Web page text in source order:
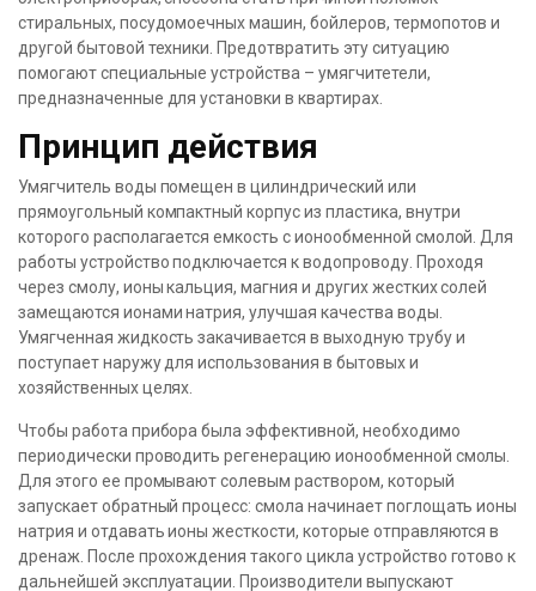
стиральных, посудомоечных машин, бойлеров, термопотов и
другой бытовой техники. Предотвратить эту ситуацию
помогают специальные устройства – умягчитетели,
предназначенные для установки в квартирах.
Принцип действия
Умягчитель воды помещен в цилиндрический или
прямоугольный компактный корпус из пластика, внутри
которого располагается емкость с ионообменной смолой. Для
работы устройство подключается к водопроводу. Проходя
через смолу, ионы кальция, магния и других жестких солей
замещаются ионами натрия, улучшая качества воды.
Умягченная жидкость закачивается в выходную трубу и
поступает наружу для использования в бытовых и
хозяйственных целях.
Чтобы работа прибора была эффективной, необходимо
периодически проводить регенерацию ионообменной смолы.
Для этого ее промывают солевым раствором, который
запускает обратный процесс: смола начинает поглощать ионы
натрия и отдавать ионы жесткости, которые отправляются в
дренаж. После прохождения такого цикла устройство готово к
дальнейшей эксплуатации. Производители выпускают